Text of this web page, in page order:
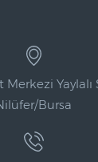
Yaylalı
Bursa